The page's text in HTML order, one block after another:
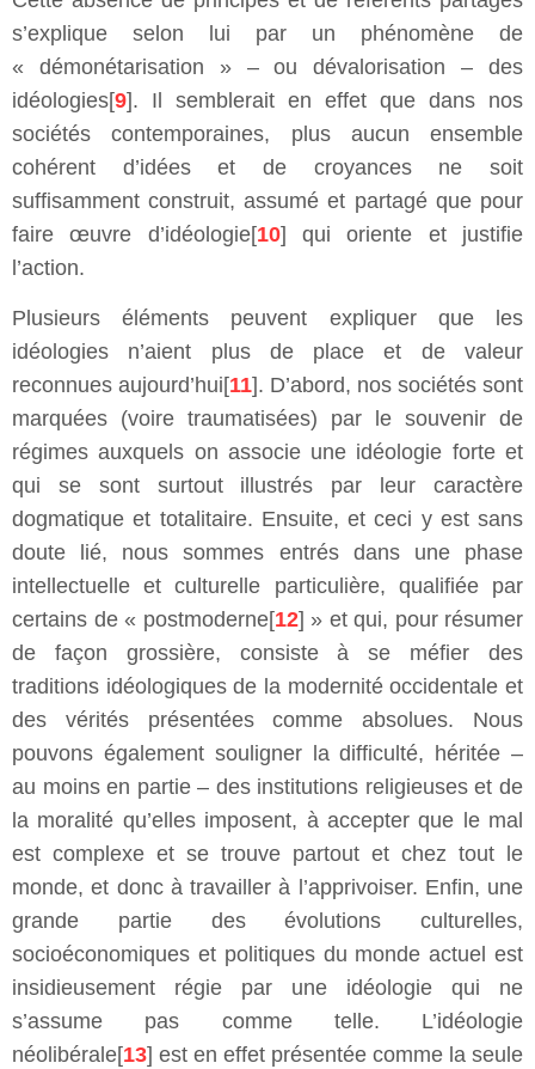
s’explique selon lui par un phénomène de
« démonétarisation » – ou dévalorisation – des
idéologies[9]. Il semblerait en effet que dans nos
sociétés contemporaines, plus aucun ensemble
cohérent d’idées et de croyances ne soit
suffisamment construit, assumé et partagé que pour
faire œuvre d’idéologie[10] qui oriente et justifie
l’action.
Plusieurs éléments peuvent expliquer que les
idéologies n’aient plus de place et de valeur
reconnues aujourd’hui[11]. D’abord, nos sociétés sont
marquées (voire traumatisées) par le souvenir de
régimes auxquels on associe une idéologie forte et
qui se sont surtout illustrés par leur caractère
dogmatique et totalitaire. Ensuite, et ceci y est sans
doute lié, nous sommes entrés dans une phase
intellectuelle et culturelle particulière, qualifiée par
certains de « postmoderne[12] » et qui, pour résumer
de façon grossière, consiste à se méfier des
traditions idéologiques de la modernité occidentale et
des vérités présentées comme absolues. Nous
pouvons également souligner la difficulté, héritée –
au moins en partie – des institutions religieuses et de
la moralité qu’elles imposent, à accepter que le mal
est complexe et se trouve partout et chez tout le
monde, et donc à travailler à l’apprivoiser. Enfin, une
grande partie des évolutions culturelles,
socioéconomiques et politiques du monde actuel est
insidieusement régie par une idéologie qui ne
s’assume pas comme telle. L’idéologie
néolibérale[13] est en effet présentée comme la seule